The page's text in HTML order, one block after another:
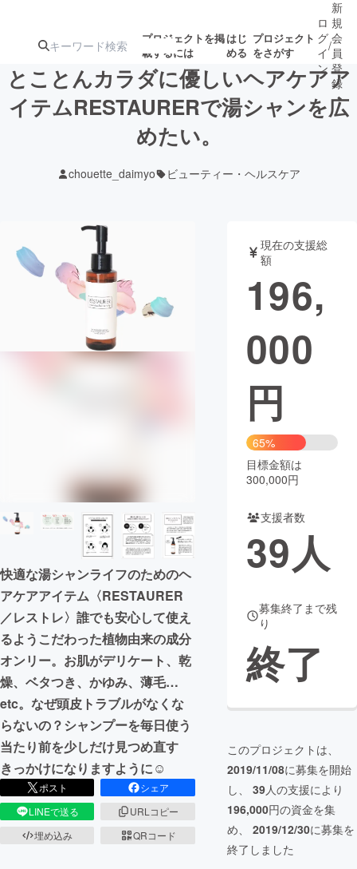
プロジェクトを掲
載するには
はじ
める
プロジェクト
をさがす
注目の新着プロ 募集終了が近いプ
テクノロジー・ガジェット
映像・映画 書籍・雑誌
ビジネス・起業 チャレンジ
CAMPFIRE Creation
コミュニティ
ロ
グ
イ
ン
/
新
規
会
員
登
録
とことんカラダに優しいヘアケアア
イテムRESTAURERで湯シャンを広
めたい。
chouette_daimyo ビューティー・ヘルスケア
快適な湯シャンライフのためのヘ
アケアアイテム〈RESTAURER
／レストレ〉誰でも安心して使え
るようこだわった植物由来の成分
オンリー。お肌がデリケート、乾
燥、ベタつき、かゆみ、薄毛…
etc。なぜ頭皮トラブルがなくな
らないの？シャンプーを毎日使う
当たり前を少しだけ見つめ直す
きっかけになりますように☺︎
ポスト
シェア
LINEで送る
URLコピー
埋め込み
QRコード
現在の支援総
額
196,
000
円
65%
目標金額は
300,000円
支援者数
39人
募集終了まで残
り
終了
このプロジェクトは、
2019/11/08に募集を開始
し、 39人の支援により
196,000円の資金を集
め、 2019/12/30に募集を
終了しました